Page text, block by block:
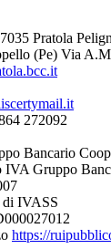
Pratola
(Pe) Via
272092
Bancario
IVA Gruppo
di IVASS
https://